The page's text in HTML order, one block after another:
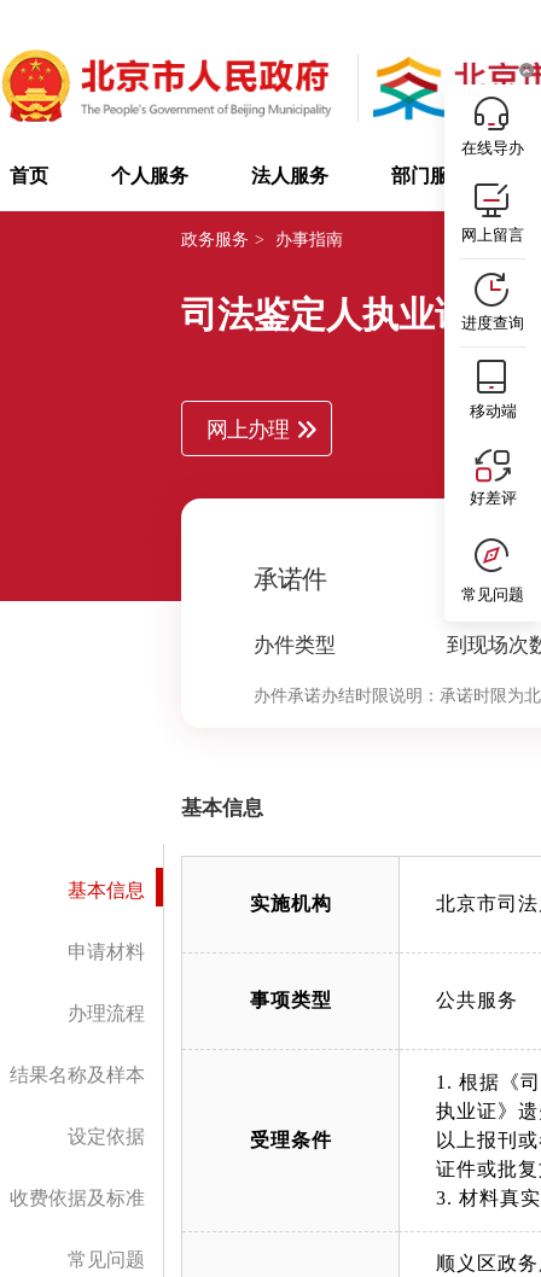
首页 个人服务 法人服务 部门服务
政务服务 > 办事指南
司法鉴定人执业证换
网上办理
承诺件
办件类型
0
到现场次
办件承诺办结时限说明： 承诺时限为
基本信息
申请材料
办理流程
结果名称及样本
设定依据
收费依据及标准
常见问题
基本信息
实施机构 北京市司
事项类型 公共服务
受理条件
1. 根据《
执业证》
以上报刊
证件或批
3. 材料真
顺义区政
在线导办
网上留言
进度查询
移动端
好差评
常见问题